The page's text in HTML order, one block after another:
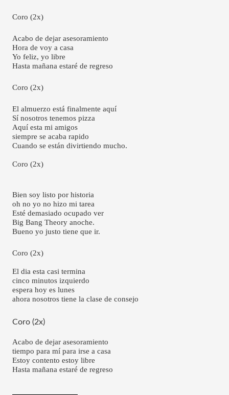
Coro (2x)
Acabo de dejar asesoramiento
Hora de voy a casa
Yo feliz, yo libre
Hasta mañana estaré de regreso
Coro (2x)
El almuerzo está finalmente aquí
Sí nosotros tenemos pizza
Aquí esta mi amigos
siempre se acaba rapido
Cuando se están divirtiendo mucho.
Coro (2x)
Bien soy listo por historia
oh no yo no hizo mi tarea
Esté demasiado ocupado ver
Big Bang Theory anoche.
Bueno yo justo tiene que ir.
Coro (2x)
El dia esta casi termina
cinco minutos izquierdo
espera hoy es lunes
ahora nosotros tiene la clase de consejo
Coro (2x)
Acabo de dejar asesoramiento
tiempo para mí para irse a casa
Estoy contento estoy libre
Hasta mañana estaré de regreso